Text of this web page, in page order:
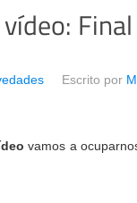
Escrito por
vamos a